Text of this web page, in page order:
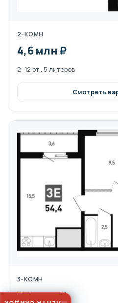
2-КОМН
4,6 млн ₽
2–12 эт., 5 литеров
Смотреть
3-КОМН
5,9 млн ₽